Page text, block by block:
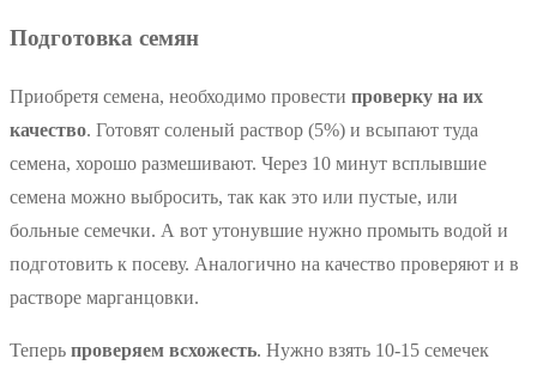
Подготовка семян
Приобретя семена, необходимо провести проверку на их
качество. Готовят соленый раствор (5%) и всыпают туда
семена, хорошо размешивают. Через 10 минут всплывшие
семена можно выбросить, так как это или пустые, или
больные семечки. А вот утонувшие нужно промыть водой и
подготовить к посеву. Аналогично на качество проверяют и в
растворе марганцовки.
Теперь проверяем всхожесть. Нужно взять 10-15 семечек